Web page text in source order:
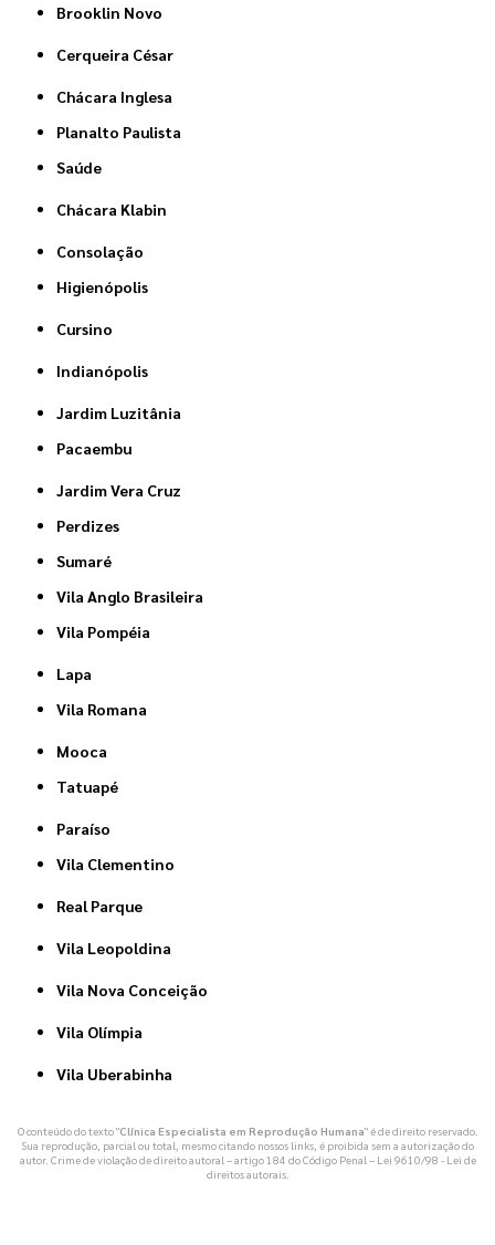
Brooklin Novo
Cerqueira César
Chácara Inglesa
Planalto Paulista
Saúde
Chácara Klabin
Consolação
Higienópolis
Cursino
Indianópolis
Jardim Luzitânia
Pacaembu
Jardim Vera Cruz
Perdizes
Sumaré
Vila Anglo Brasileira
Vila Pompéia
Lapa
Vila Romana
Mooca
Tatuapé
Paraíso
Vila Clementino
Real Parque
Vila Leopoldina
Vila Nova Conceição
Vila Olímpia
Vila Uberabinha
O conteúdo do texto "Clínica Especialista em Reprodução Humana" é de direito reservado.
Sua reprodução, parcial ou total, mesmo citando nossos links, é proibida sem a autorização do
autor. Crime de violação de direito autoral – artigo 184 do Código Penal – Lei 9610/98 - Lei de
direitos autorais.